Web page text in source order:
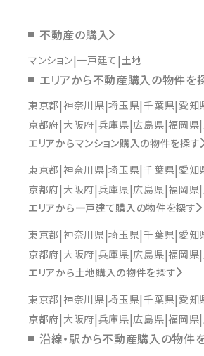
不動産の購入
マンション 一戸建て 土地
エリアから不動産購入の物件を
東京都 神奈川県 埼玉県 千葉県 愛知
京都府 大阪府 兵庫県 広島県 福岡県
エリアからマンション購入の物件を探す
東京都 神奈川県 埼玉県 千葉県 愛知
京都府 大阪府 兵庫県 広島県 福岡県
エリアから一戸建て購入の物件を探す
東京都 神奈川県 埼玉県 千葉県 愛知
京都府 大阪府 兵庫県 広島県 福岡県
エリアから土地購入の物件を探す
東京都 神奈川県 埼玉県 千葉県 愛知
京都府 大阪府 兵庫県 広島県 福岡県
沿線・駅から不動産購入の物件